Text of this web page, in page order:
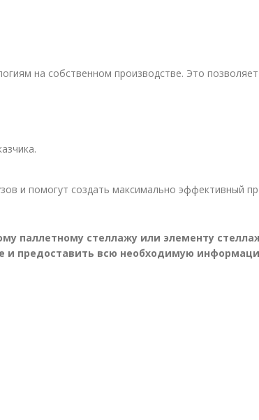
на собственном производстве. Это
и помогут создать максимально эффективный
паллетному стеллажу или элементу
и предоставить всю необходимую